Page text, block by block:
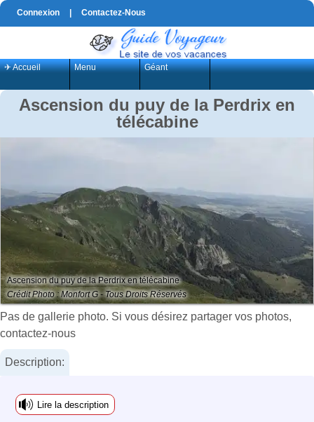
Connexion Contactez-Nous
✈ Accueil Menu Géant
Ascension du puy de la Perdrix en
télécabine
Ascension du puy de la Perdrix en télécabine
Crédit Photo : Monfort G - Tous Droits Réservés
Pas de gallerie photo. Si vous désirez partager vos photos,
contactez-nous
Description:
Lire la description